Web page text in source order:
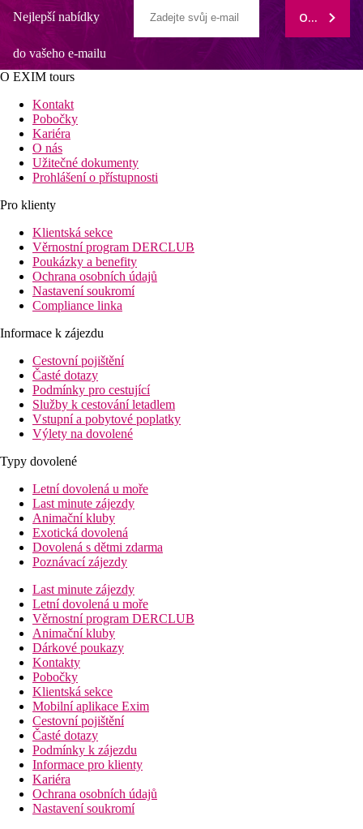
Nejlepší nabídky
do vašeho e-mailu
ODEBÍRAT
O EXIM tours
Kontakt
Pobočky
Kariéra
O nás
Užitečné dokumenty
Prohlášení o přístupnosti
Pro klienty
Klientská sekce
Věrnostní program DERCLUB
Poukázky a benefity
Ochrana osobních údajů
Nastavení soukromí
Compliance linka
Informace k zájezdu
Cestovní pojištění
Časté dotazy
Podmínky pro cestující
Služby k cestování letadlem
Vstupní a pobytové poplatky
Výlety na dovolené
Typy dovolené
Letní dovolená u moře
Last minute zájezdy
Animační kluby
Exotická dovolená
Dovolená s dětmi zdarma
Poznávací zájezdy
Last minute zájezdy
Letní dovolená u moře
Věrnostní program DERCLUB
Animační kluby
Dárkové poukazy
Kontakty
Pobočky
Klientská sekce
Mobilní aplikace Exim
Cestovní pojištění
Časté dotazy
Podmínky k zájezdu
Informace pro klienty
Kariéra
Ochrana osobních údajů
Nastavení soukromí